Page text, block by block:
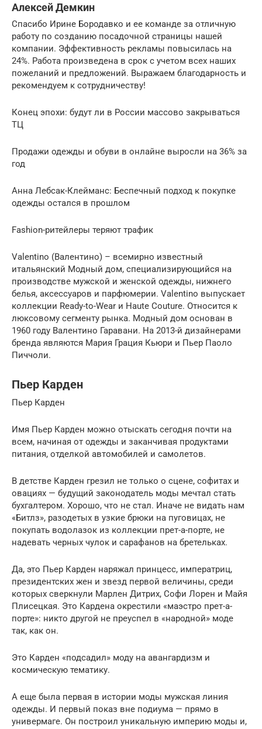
Алексей Демкин
Спасибо Ирине Бородавко и ее команде за отличную
работу по созданию посадочной страницы нашей
компании. Эффективность рекламы повысилась на
24%. Работа произведена в срок с учетом всех наших
пожеланий и предложений. Выражаем благодарность и
рекомендуем к сотрудничеству!
Конец эпохи: будут ли в России массово закрываться
ТЦ
Продажи одежды и обуви в онлайне выросли на 36% за
год
Анна Лебсак-Клейманс: Беспечный подход к покупке
одежды остался в прошлом
Fashion-ритейлеры теряют трафик
Valentino (Валентино) – всемирно известный
итальянский Модный дом, специализирующийся на
производстве мужской и женской одежды, нижнего
белья, аксессуаров и парфюмерии. Valentino выпускает
коллекции Ready-to-Wear и Haute Couture. Относится к
люксовому сегменту рынка. Модный дом основан в
1960 году Валентино Гаравани. На 2013-й дизайнерами
бренда являются Мария Грация Кьюри и Пьер Паоло
Пиччоли.
Пьер Карден
Пьер Карден
Имя Пьер Карден можно отыскать сегодня почти на
всем, начиная от одежды и заканчивая продуктами
питания, отделкой автомобилей и самолетов.
В детстве Карден грезил не только о сцене, софитах и
овациях — будущий законодатель моды мечтал стать
бухгалтером. Хорошо, что не стал. Иначе не видать нам
«Битлз», разодетых в узкие брюки на пуговицах, не
покупать водолазок из коллекции прет-а-порте, не
надевать черных чулок и сарафанов на бретельках.
Да, это Пьер Карден наряжал принцесс, императриц,
президентских жен и звезд первой величины, среди
которых сверкнули Марлен Дитрих, Софи Лорен и Майя
Плисецкая. Это Кардена окрестили «маэстро прет-а-
порте»: никто другой не преуспел в «народной» моде
так, как он.
Это Карден «подсадил» моду на авангардизм и
космическую тематику.
А еще была первая в истории моды мужская линия
одежды. И первый показ вне подиума — прямо в
универмаге. Он построил уникальную империю моды и,